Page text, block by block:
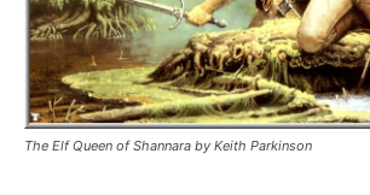
The Elf Queen of Shannara by Keith Parkinson